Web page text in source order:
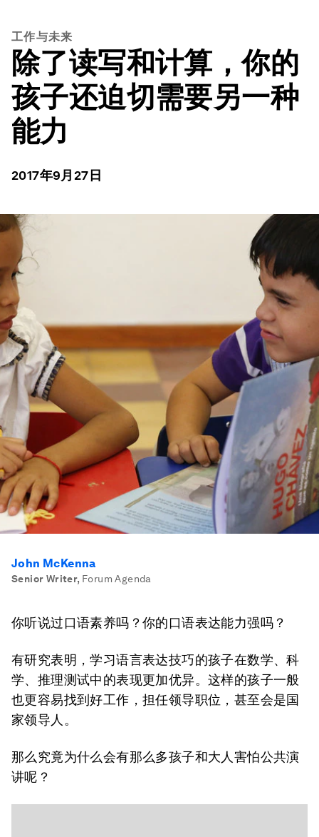
工作与未来
除了读写和计算，你的
孩子还迫切需要另一种
能力
2017年9月27日
John McKenna
Senior Writer, Forum Agenda
你听说过口语素养吗？你的口语表达能力强吗？
有研究表明，学习语言表达技巧的孩子在数学、科
学、推理测试中的表现更加优异。这样的孩子一般
也更容易找到好工作，担任领导职位，甚至会是国
家领导人。
那么究竟为什么会有那么多孩子和大人害怕公共演
讲呢？